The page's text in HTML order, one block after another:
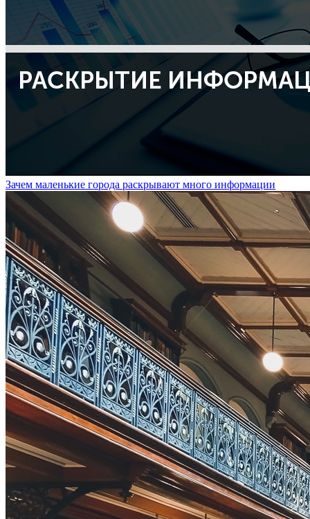
Зачем маленькие города раскрывают много информации